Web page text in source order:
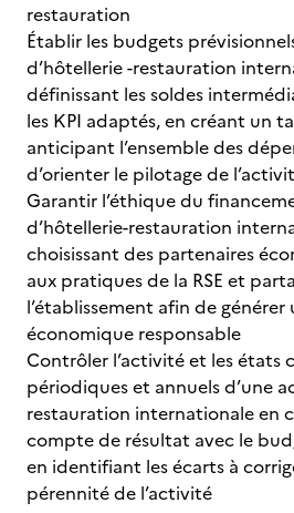
restauration
Établir les budgets
d’hôtellerie -restauration
définissant les soldes
les KPI adaptés, en créant un
anticipant l’ensemble des
d’orienter le pilotage de
Garantir l’éthique du
d’hôtellerie-restauration
choisissant des partenaires
aux pratiques de la RSE et
l’établissement afin de
économique responsable
Contrôler l’activité et les états
périodiques et annuels d’une
restauration internationale en
compte de résultat avec le
en identifiant les écarts à
pérennité de l’activité